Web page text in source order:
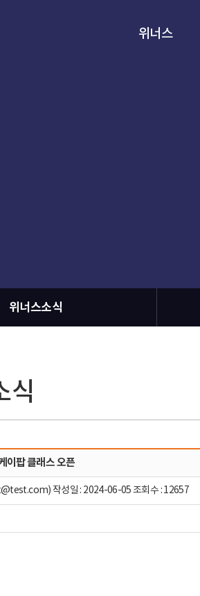
위너스
위너스소식
식
이팝 클래스 오픈
작성일 : 2024-06-05 조회수 : 12657